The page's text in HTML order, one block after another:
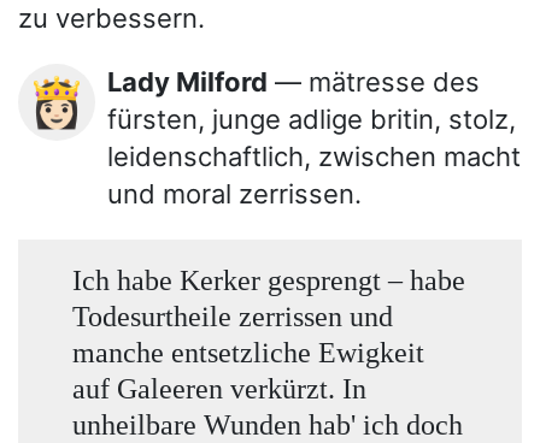
zu verbessern.
👸🏻 Lady Milford — mätresse des
fürsten, junge adlige britin, stolz,
leidenschaftlich, zwischen macht
und moral zerrissen.
Ich habe Kerker gesprengt – habe
Todesurtheile zerrissen und
manche entsetzliche Ewigkeit
auf Galeeren verkürzt. In
unheilbare Wunden hab' ich doch